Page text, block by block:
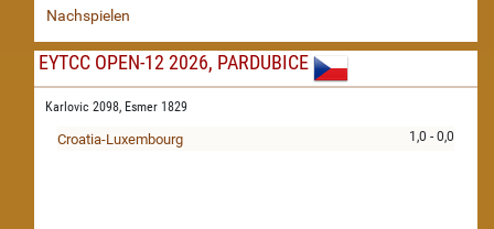
Nachspielen
EYTCC OPEN-12 2026, PARDUBICE
Karlovic 2098, Esmer 1829
1,0 - 0,0
Croatia-Luxembourg